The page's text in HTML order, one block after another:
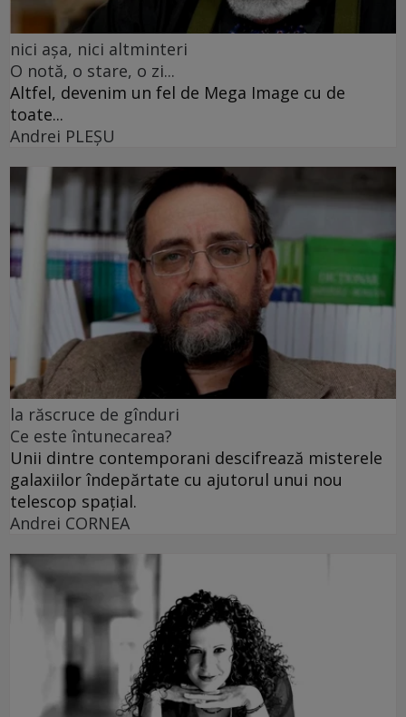
nici așa, nici altminteri
O notă, o stare, o zi...
Altfel, devenim un fel de Mega Image cu de
toate...
Andrei PLEŞU
la răscruce de gînduri
Ce este întunecarea?
Unii dintre contemporani descifrează misterele
galaxiilor îndepărtate cu ajutorul unui nou
telescop spațial.
Andrei CORNEA